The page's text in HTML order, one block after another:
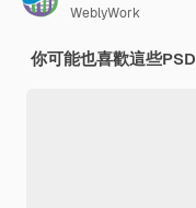
WeblyWork
你可能也喜歡這些PSD